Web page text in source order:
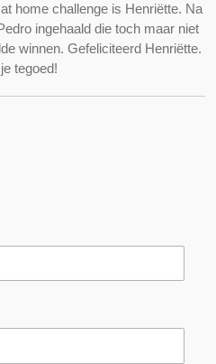
home challenge is Henriëtte. Na
ingehaald die toch maar niet
winnen. Gefeliciteerd Henriëtte.
tegoed!